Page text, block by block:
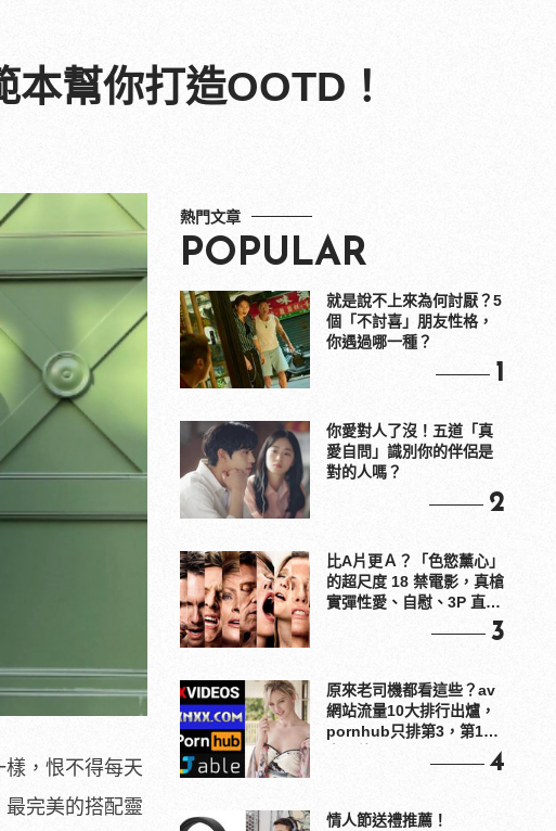
幫你打造OOTD！
，恨不得每天
完美的搭配靈
熱門文章
POPULAR
就是說不上來為何討厭？5
個「不討喜」朋友性格，
你遇過哪一種？
1
你愛對人了沒！五道「真
愛自問」識別你的伴侶是
對的人嗎？
2
比A片更Ａ？「色慾薰心」
的超尺度 18 禁電影，真槍
實彈性愛、自慰、3P 直接
3
原來老司機都看這些？av
網站流量10大排行出爐，
pornhub只排第3，第1名
4
情人節送禮推薦！